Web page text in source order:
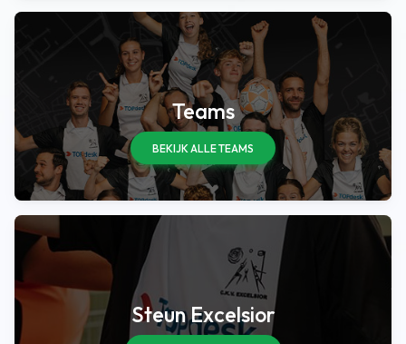
Teams
BEKIJK ALLE TEAMS
Steun Excelsior